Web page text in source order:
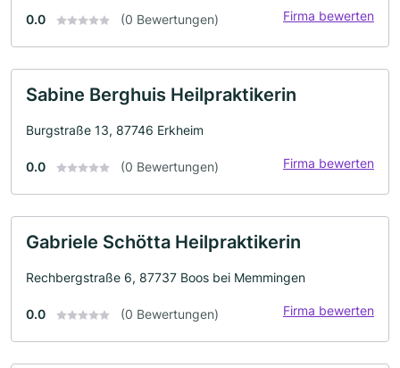
0.0 (0 Bewertungen) Firma bewerten
Sabine Berghuis Heilpraktikerin
Burgstraße 13, 87746 Erkheim
0.0 (0 Bewertungen) Firma bewerten
Gabriele Schötta Heilpraktikerin
Rechbergstraße 6, 87737 Boos bei Memmingen
0.0 (0 Bewertungen) Firma bewerten